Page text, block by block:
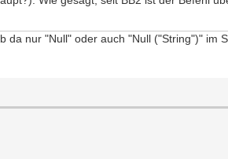
nur "Null" oder auch "Null ("String")" im